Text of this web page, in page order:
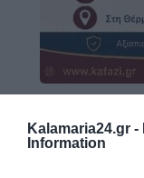
Kalamaria24.gr -
Information